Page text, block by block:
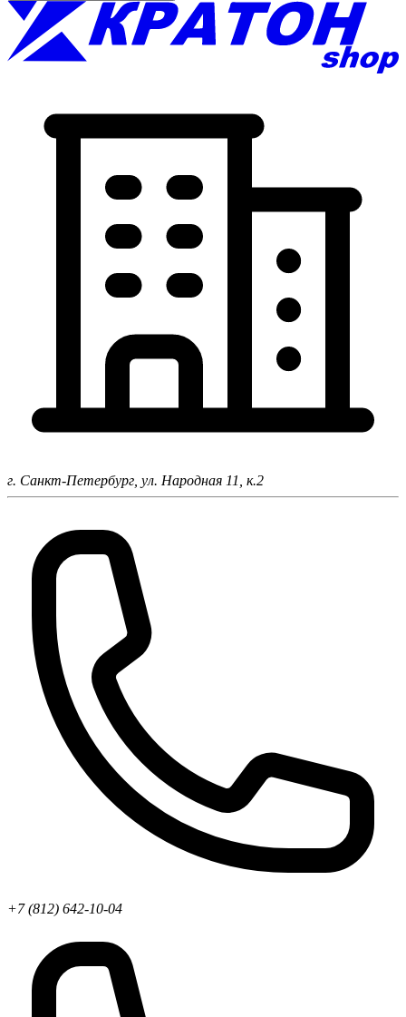
г. Санкт-Петербург, ул. Народная 11, к.2
+7 (812) 642-10-04